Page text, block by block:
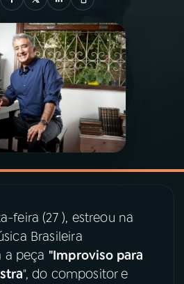
feira (27 ), estreou na
Brasileira
a peça "Improviso para
", do compositor e